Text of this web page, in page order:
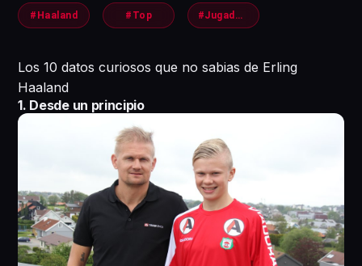
#Haaland #Top #Jugadores
Los 10 datos curiosos que no sabias de Erling
Haaland
1. Desde un principio